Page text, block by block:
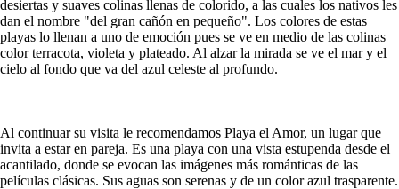
desiertas y suaves colinas llenas de colorido, a las cuales los nativos les
dan el nombre "del gran cañón en pequeño". Los colores de estas
playas lo llenan a uno de emoción pues se ve en medio de las colinas
color terracota, violeta y plateado. Al alzar la mirada se ve el mar y el
cielo al fondo que va del azul celeste al profundo.
Al continuar su visita le recomendamos Playa el Amor, un lugar que
invita a estar en pareja. Es una playa con una vista estupenda desde el
acantilado, donde se evocan las imágenes más románticas de las
películas clásicas. Sus aguas son serenas y de un color azul trasparente.